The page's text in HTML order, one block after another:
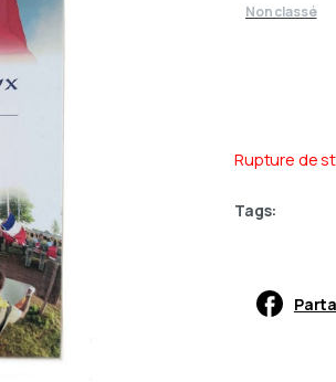
Non classé
Rupture de
Tags: